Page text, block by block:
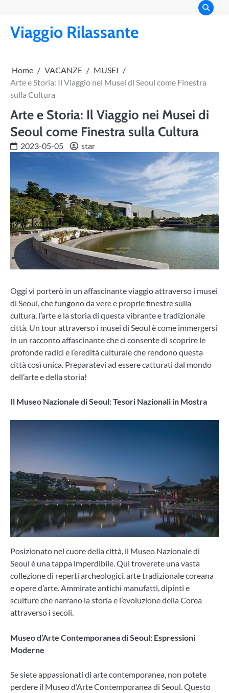
content
Viaggio Rilassante
Home VACANZE
MUSEI
Arte e Storia: Il Viaggio nei Musei di Seoul come Finestra
sulla Cultura
Arte e Storia: Il Viaggio nei Musei di
Seoul come Finestra sulla Cultura
2023-05-05 star
Oggi vi porterò in un affascinante viaggio attraverso i musei
di Seoul, che fungono da vere e proprie finestre sulla
cultura, l’arte e la storia di questa vibrante e tradizionale
città. Un tour attraverso i musei di Seoul è come immergersi
in un racconto affascinante che ci consente di scoprire le
profonde radici e l’eredità culturale che rendono questa
città così unica. Preparatevi ad essere catturati dal mondo
dell’arte e della storia!
Il Museo Nazionale di Seoul: Tesori Nazionali in Mostra
Posizionato nel cuore della città, il Museo Nazionale di
Seoul è una tappa imperdibile. Qui troverete una vasta
collezione di reperti archeologici, arte tradizionale coreana
e opere d’arte. Ammirate antichi manufatti, dipinti e
sculture che narrano la storia e l’evoluzione della Corea
attraverso i secoli.
Museo d’Arte Contemporanea di Seoul: Espressioni
Moderne
Se siete appassionati di arte contemporanea, non potete
perdere il Museo d’Arte Contemporanea di Seoul. Questo